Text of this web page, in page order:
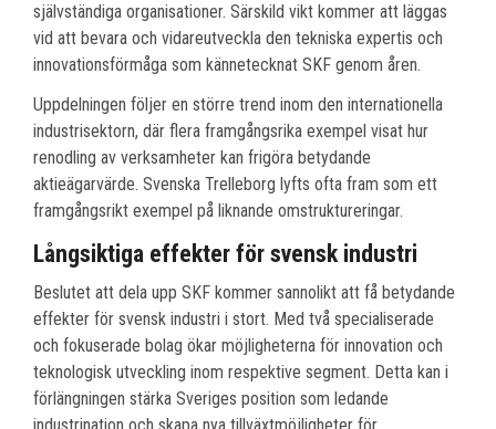
självständiga organisationer. Särskild vikt kommer att läggas
vid att bevara och vidareutveckla den tekniska expertis och
innovationsförmåga som kännetecknat SKF genom åren.
Uppdelningen följer en större trend inom den internationella
industrisektorn, där flera framgångsrika exempel visat hur
renodling av verksamheter kan frigöra betydande
aktieägarvärde. Svenska Trelleborg lyfts ofta fram som ett
framgångsrikt exempel på liknande omstruktureringar.
Långsiktiga effekter för svensk industri
Beslutet att dela upp SKF kommer sannolikt att få betydande
effekter för svensk industri i stort. Med två specialiserade
och fokuserade bolag ökar möjligheterna för innovation och
teknologisk utveckling inom respektive segment. Detta kan i
förlängningen stärka Sveriges position som ledande